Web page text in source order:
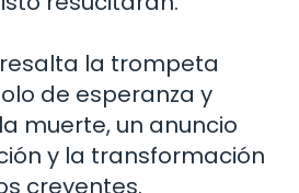
la trompeta
de esperanza y
muerte, un anuncio
y la transformación
creyentes.